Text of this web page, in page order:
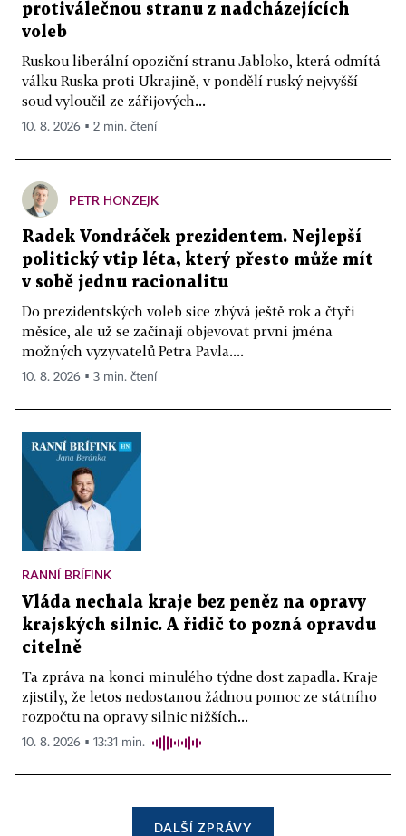
protiválečnou stranu z nadcházejících
voleb
Ruskou liberální opoziční stranu Jabloko, která odmítá
válku Ruska proti Ukrajině, v pondělí ruský nejvyšší
soud vyloučil ze zářijových...
10. 8. 2026 ▪ 2 min. čtení
PETR HONZEJK
Radek Vondráček prezidentem. Nejlepší
politický vtip léta, který přesto může mít
v sobě jednu racionalitu
Do prezidentských voleb sice zbývá ještě rok a čtyři
měsíce, ale už se začínají objevovat první jména
možných vyzyvatelů Petra Pavla....
10. 8. 2026 ▪ 3 min. čtení
RANNÍ BRÍFINK
Vláda nechala kraje bez peněz na opravy
krajských silnic. A řidič to pozná opravdu
citelně
Ta zpráva na konci minulého týdne dost zapadla. Kraje
zjistily, že letos nedostanou žádnou pomoc ze státního
rozpočtu na opravy silnic nižších...
10. 8. 2026 ▪ 13:31 min.
DALŠÍ ZPRÁVY